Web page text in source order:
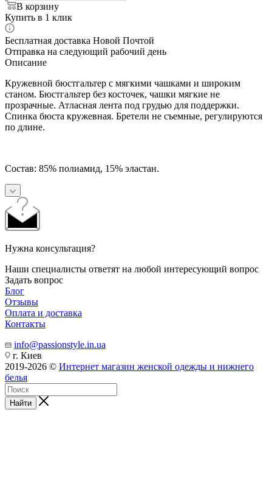
В корзину
Купить в 1 клик
Бесплатная доставка Новой Почтой
Отправка на следующий рабочий день
Описание
Кружевной бюстгальтер с мягкими чашками и широким
станом. Бюстгальтер без косточек, чашки мягкие не
прозрачные. Атласная лента под грудью для поддержки.
Спинка бюста кружевная. Бретели не съемные, регулируются
по длине.
Состав: 85% полиамид, 15% эластан.
Нужна консультация?
Наши специалисты ответят на любой интересующий вопрос
Задать вопрос
Блог
Отзывы
Оплата и доставка
Контакты
info@passionstyle.in.ua
г. Киев
2019-2026 © Интернет магазин женской одежды и нижнего
белья
Найти